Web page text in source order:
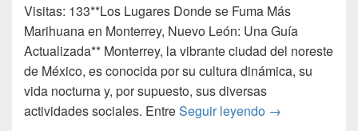
Visitas: 133**Los Lugares Donde se Fuma Más
Marihuana en Monterrey, Nuevo León: Una Guía
Actualizada** Monterrey, la vibrante ciudad del noreste
de México, es conocida por su cultura dinámica, su
vida nocturna y, por supuesto, sus diversas
actividades sociales. EntreSeguir leyendo **Los Lugares
→